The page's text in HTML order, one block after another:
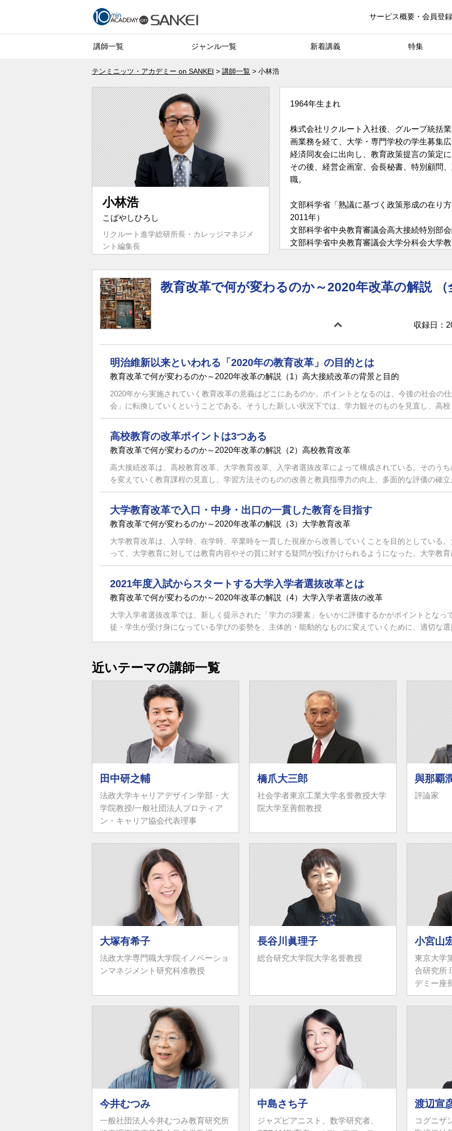
サービス概要・会員登録
講師一覧 ジャンル一覧 新着講義 特集
テンミニッツ・アカデミー on SANKEI 講師一覧 小林浩
小林浩
こばやしひろし
リクルート進学総研所長・カレッジマネジメ
ント編集長
1964年生まれ
株式会社リクルート入社後、グループ統括
画業務を経て、大学・専門学校の学生募集
経済同友会に出向し、教育政策提言の策定
その後、経営企画室、会長秘書、特別顧問
職。
文部科学省「熟議に基づく政策形成の在り
2011年）
文部科学省中央教育審議会高大接続特別部
文部科学省中央教育審議会大学分科会大学
文部科学省専修学校生への経済的支援の在
～）
文部科学省高大接続システム改革会議委員
文部科学省中央教育審議会大学分科会教学
年～）
教育改革で何が変わるのか～2020年改革の解説 （
収録日：
明治維新以来といわれる「2020年の教育改革」の目的とは
教育改革で何が変わるのか～2020年改革の解説（1）高大接続改革の背景と目的
2020年から実施されていく教育改革の意義はどこにあるのか。ポイントとなるのは、今後の社会の
会」に転換していくということである。そうした新しい状況下では、学力観そのものを見直し、高
高校教育の改革ポイントは3つある
教育改革で何が変わるのか～2020年改革の解説（2）高校教育改革
高大接続改革は、高校教育改革、大学教育改革、入学者選抜改革によって構成されている。そのう
を変えていく教育課程の見直し、学習方法そのものの改善と教員指導力の向上、多面的な評価の確
大学教育改革で入口・中身・出口の一貫した教育を目指す
教育改革で何が変わるのか～2020年改革の解説（3）大学教育改革
大学教育改革は、入学時、在学時、卒業時を一貫した視座から改善していくことを目的としている
って、大学教育に対しては教育内容やその質に対する疑問が投げかけられるようになった。大学教
2021年度入試からスタートする大学入学者選抜改革とは
教育改革で何が変わるのか～2020年改革の解説（4）大学入学者選抜の改革
大学入学者選抜改革では、新しく提示された「学力の3要素」をいかに評価するかがポイントとなっ
徒・学生が受け身になっている学びの姿勢を、主体的・能動的なものに変えていくために、適切な
近いテーマの講師一覧
田中研之輔
法政大学キャリアデザイン学部・大
学院教授/一般社団法人プロティア
ン・キャリア協会代表理事
橋爪大三郎
社会学者東京工業大学名誉教授大学
院大学至善館教授
與那覇
評論家
大塚有希子
法政大学専門職大学院イノベーショ
ンマネジメント研究科准教授
長谷川眞理子
総合研究大学院大学名誉教授
小宮山
東京大学
合研究所
デミー座
今井むつみ
一般社団法人今井むつみ教育研究所
中島さち子
ジャズピアニスト、数学研究者、
渡辺宣
コグニザ